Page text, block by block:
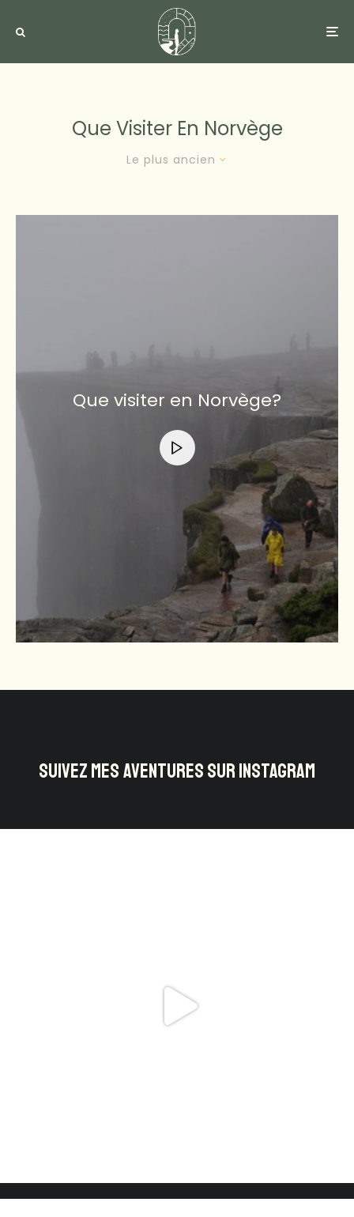
Que Visiter En Norvège
Le plus ancien
Que visiter en Norvège?
SUIVEZ MES AVENTURES SUR INSTAGRAM